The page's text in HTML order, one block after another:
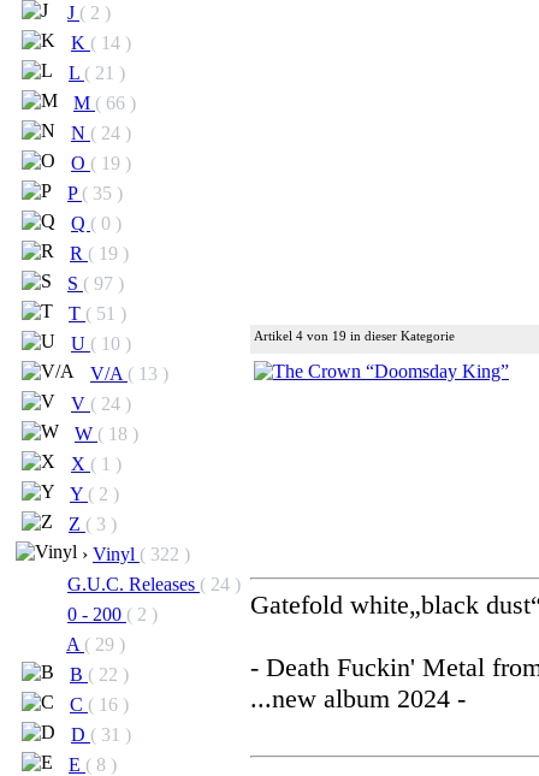
J ( 2 )
K ( 14 )
L ( 21 )
M ( 66 )
N ( 24 )
O ( 19 )
P ( 35 )
Q ( 0 )
R ( 19 )
S ( 97 )
T ( 51 )
U ( 10 )
V/A ( 13 )
V ( 24 )
W ( 18 )
X ( 1 )
Y ( 2 )
Z ( 3 )
› Vinyl ( 322 )
G.U.C. Releases ( 24 )
0 - 200 ( 2 )
A ( 29 )
B ( 22 )
C ( 16 )
D ( 31 )
E ( 8 )
Artikel 4 von 19 in dieser Kategorie
Gatefold white„black
- Death Fuckin' Metal
...new album 2024 -